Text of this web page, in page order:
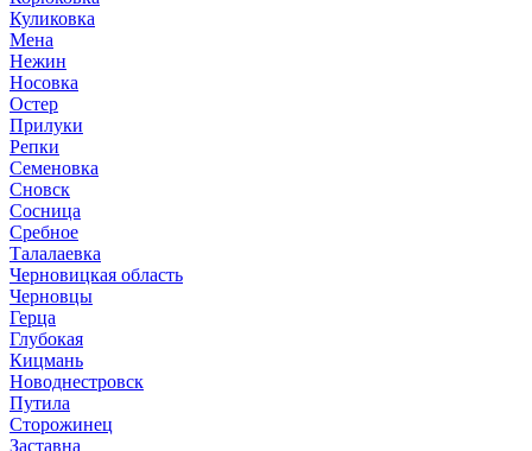
Куликовка
Мена
Нежин
Носовка
Остер
Прилуки
Репки
Семеновка
Сновск
Сосница
Сребное
Талалаевка
Черновицкая область
Черновцы
Герца
Глубокая
Кицмань
Новоднестровск
Путила
Сторожинец
Заставна